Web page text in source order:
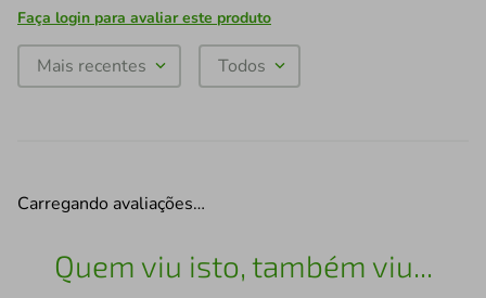
Faça login para avaliar este produto
Mais recentes Todos
Carregando avaliações…
Quem viu isto, também viu...